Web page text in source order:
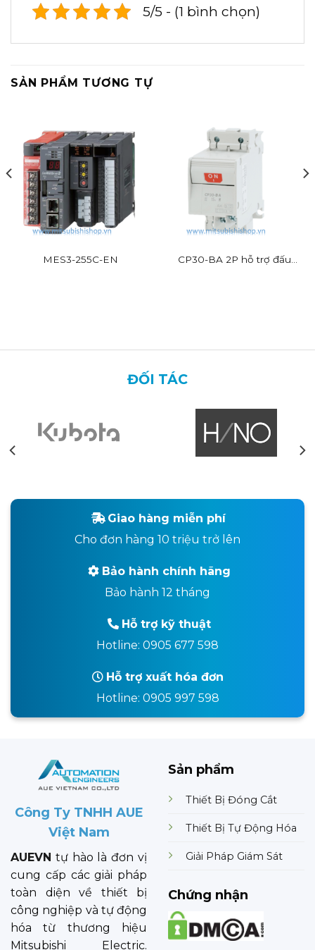
5/5 - (1 bình chọn)
SẢN PHẨM TƯƠNG TỰ
MES3-255C-EN
CP30-BA 2P hỗ trợ đấu
ĐỐI TÁC
Giao hàng miễn phí
Cho đơn hàng 10 triệu trở lên
Bảo hành chính hãng
Bảo hành 12 tháng
Hỗ trợ kỹ thuật
Hotline: 0905 677 598
Hỗ trợ xuất hóa đơn
Hotline: 0905 997 598
Công Ty TNHH AUE
Việt Nam
AUEVN tự hào là đơn vị
cung cấp các giải pháp
toàn diện về thiết bị
công nghiệp và tự động
hóa từ thương hiệu
Mitsubishi Electric.
Sản phẩm
Thiết Bị Đóng Cắt
Thiết Bị Tự Động Hóa
Giải Pháp Giám Sát
Chứng nhận